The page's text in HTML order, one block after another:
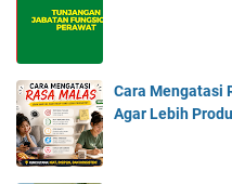
Cara Mengatasi
Agar Lebih